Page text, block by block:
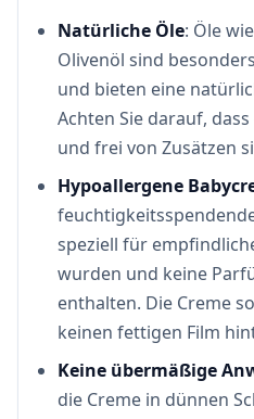
Natürliche Öle: Öle
Olivenöl sind
und bieten eine
Achten Sie darauf,
und frei von Zusätzen
Hypoallergene
speziell für
wurden und keine
enthalten. Die Creme
keinen fettigen Film
Keine übermäßige
die Creme in dünnen